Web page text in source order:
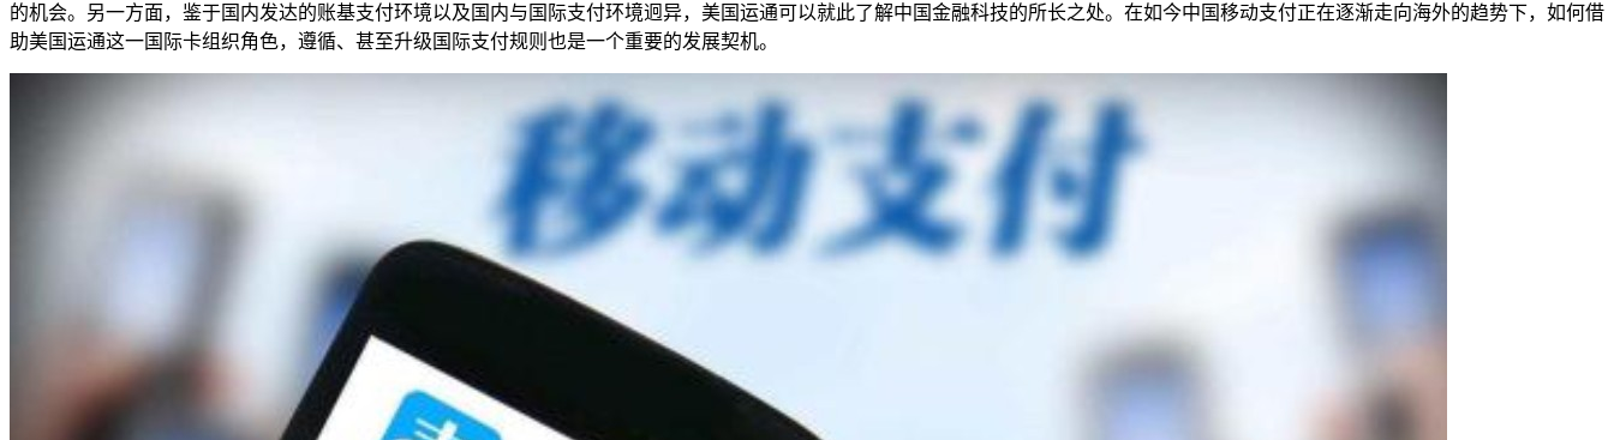
的机会。另一方面，鉴于国内发达的账基支付环境以及国内与国际支付环境迥异，美国运通可以就此了解中国金融科技的所长之处。在如今中国移动支付正在逐渐走向海外的趋势下，如何借
助美国运通这一国际卡组织角色，遵循、甚至升级国际支付规则也是一个重要的发展契机。